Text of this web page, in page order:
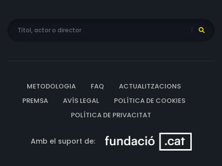
METODOLOGIA FAQ
ACTUALITZACIONS
PREMSA
AVÍS LEGAL
POLÍTICA DE COOKIES
POLÍTICA DE PRIVACITAT
Amb el suport de: